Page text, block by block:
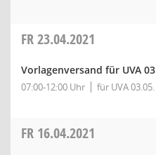
FR23.04.2021
Vorlagenversand für UVA
07:00-12:00 Uhr für UVA
FR 16.04.2021